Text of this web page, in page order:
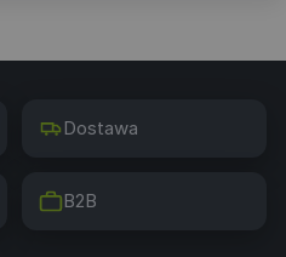
Dostawa
B2B